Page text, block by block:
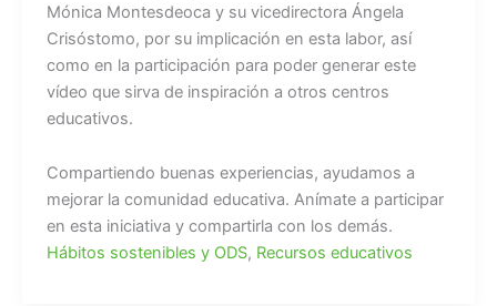
Mónica Montesdeoca y su vicedirectora Ángela
Crisóstomo, por su implicación en esta labor, así
como en la participación para poder generar este
vídeo que sirva de inspiración a otros centros
educativos.
Compartiendo buenas experiencias, ayudamos a
mejorar la comunidad educativa. Anímate a participar
en esta iniciativa y compartirla con los demás.
Hábitos sostenibles y ODS, Recursos educativos